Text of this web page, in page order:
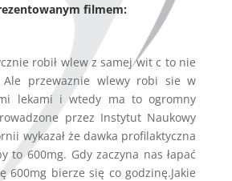
filmem:
robił wlew z samej wit c to nie
przewaznie wlewy robi sie w
lekami i wtedy ma to ogromny
przez Instytut Naukowy
wykazał że dawka profilaktyczna
to 600mg. Gdy zaczyna nas łapać
600mg bierze się co godzinę.Jakie